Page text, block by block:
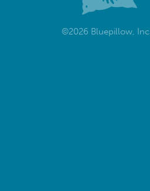
©2026 Bluepillow, Inc.